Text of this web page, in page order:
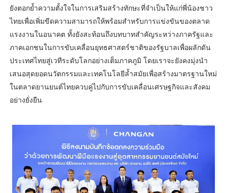
ยังตอกย้ำความตั้งใจในการเสริมสร้างทักษะที่จำเป็นให้แก่พี่น้องชาว
ไทยเพื่อเพิ่มขีดความสามารถให้พร้อมสำหรับการแข่งขันของตลาด
แรงงานในอนาคต ทั้งยังสะท้อนถึงบทบาทสำคัญระหว่างภาครัฐและ
ภาคเอกชนในการขับเคลื่อนยุทธศาสตร์ชาติของรัฐบาลเพื่อผลักดัน
ประเทศไทยสู่เวทีระดับโลกอย่างเต็มภาคภูมิ โดยเราจะยังคงมุ่งนำ
เสนอสุดยอดนวัตกรรมและเทคโนโลยีล้ำสมัยเพื่อสร้างมาตรฐานใหม่
ในตลาดยานยนต์ไทยควบคู่ไปกับการขับเคลื่อนเศรษฐกิจและสังคม
อย่างยั่งยืน